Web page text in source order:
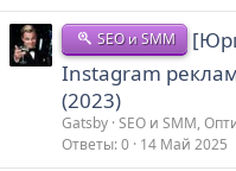
SEO и SMM
Instagram
(2023)
Gatsby SEO и SMM,
Ответы 0 14 Май 2025